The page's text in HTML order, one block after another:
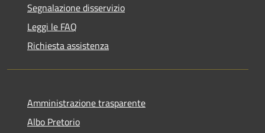
Segnalazione disservizio
Leggi le FAQ
Richiesta assistenza
Amministrazione trasparente
Albo Pretorio